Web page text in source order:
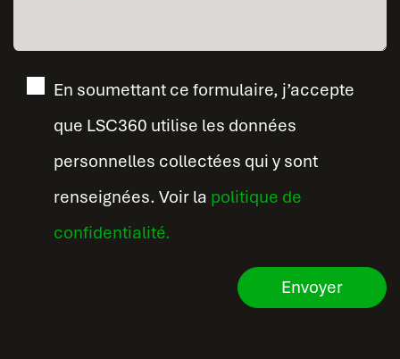
En soumettant ce formulaire, j’accepte
que LSC360 utilise les données
personnelles collectées qui y sont
renseignées. Voir la politique de
confidentialité.
Envoyer